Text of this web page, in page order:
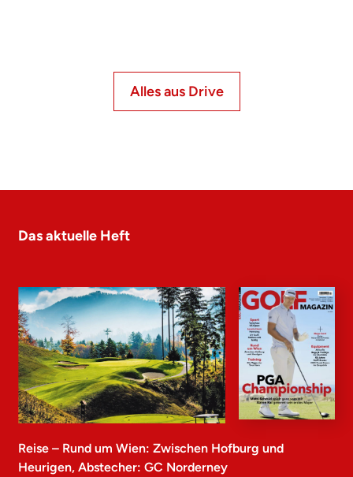
Alles aus Drive
Das aktuelle Heft
Reise – Rund um Wien: Zwischen Hofburg und
Heurigen, Abstecher: GC Norderney